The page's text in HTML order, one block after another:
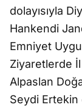
dolayısıyla
Hankendi
Emniyet
Ziyaretlerde İl
Alpaslan
Seydi Ertekin